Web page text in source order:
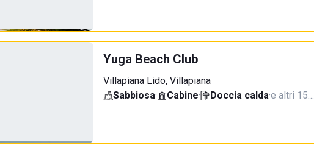
Yuga Beach Club
Villapiana Lido, Villapiana
Sabbiosa· Cabine· Doccia calda·e altri 15…